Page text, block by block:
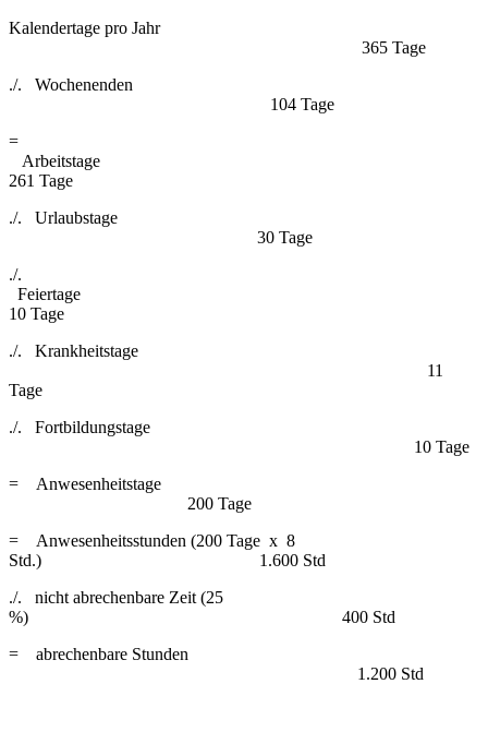
Kalendertage pro Jahr
365 Tage
./. Wochenenden
104 Tage
=
261 Tage
./. Urlaubstage
30 Tage
./.
10 Tage
./. Krankheitstage
11
Tage
./. Fortbildungstage
10 Tage
= Anwesenheitstage
200 Tage
= Anwesenheitsstunden (200 Tage x 8
Std.) 1.600 Std
./. nicht abrechenbare Zeit (25
%) 400 Std
= abrechenbare Stunden
1.200 Std